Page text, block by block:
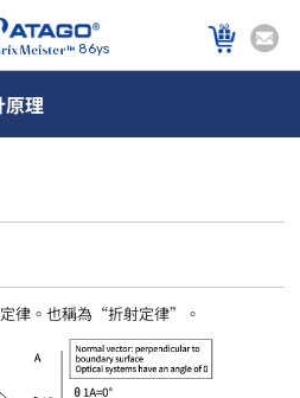
86ys
理
律。也稱為“折射定律”。